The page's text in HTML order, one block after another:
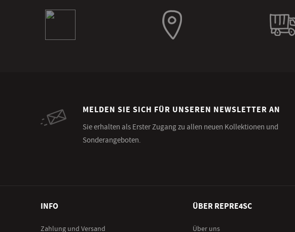
MELDEN SIE SICH FÜR UNSEREN NEWSLETTER AN
Sie erhalten als Erster Zugang zu allen neuen Kollektionen und
Sonderangeboten.
INFO
Zahlung und Versand
ÜBER REPRE4SC
Über uns